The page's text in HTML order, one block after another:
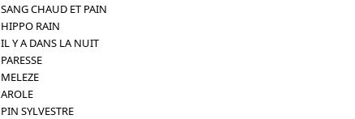
SANG CHAUD ET PAIN
HIPPO RAIN
IL Y A DANS LA NUIT
PARESSE
MELEZE
AROLE
PIN SYLVESTRE